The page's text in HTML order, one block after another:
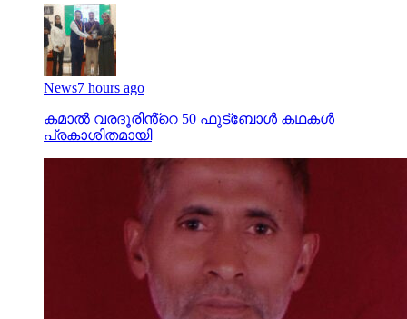
News7 hours ago
കമാൽ വരദൂരിൻ്റെ 50 ഫുട്ബോൾ കഥകൾ
പ്രകാശിതമായി